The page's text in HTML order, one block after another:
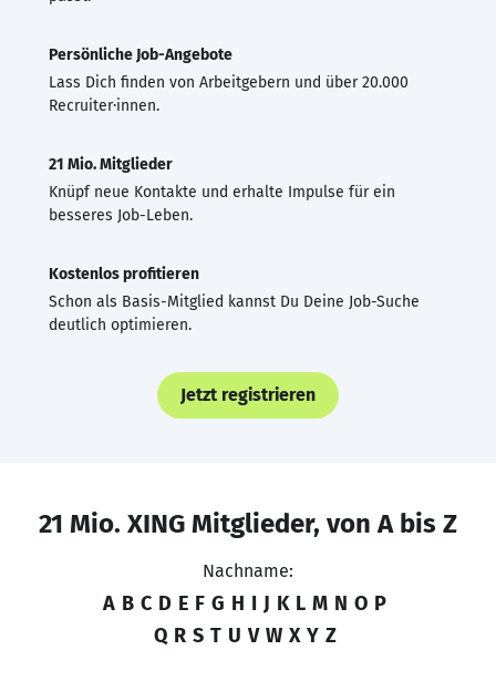
Persönliche Job-Angebote
Lass Dich finden von Arbeitgebern und über 20.000
Recruiter·innen.
21 Mio. Mitglieder
Knüpf neue Kontakte und erhalte Impulse für ein
besseres Job-Leben.
Kostenlos profitieren
Schon als Basis-Mitglied kannst Du Deine Job-Suche
deutlich optimieren.
Jetzt registrieren
21 Mio. XING Mitglieder, von A bis Z
Nachname:
A B C D E F G H I J K L M N O P
Q R S T U V W X Y Z